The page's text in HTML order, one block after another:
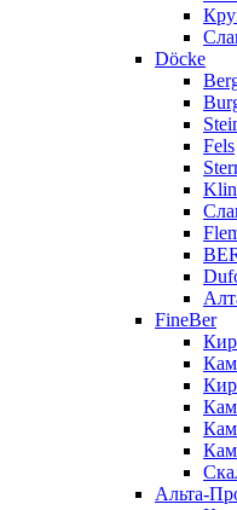
Döcke
Fels
FineBer
Альта-